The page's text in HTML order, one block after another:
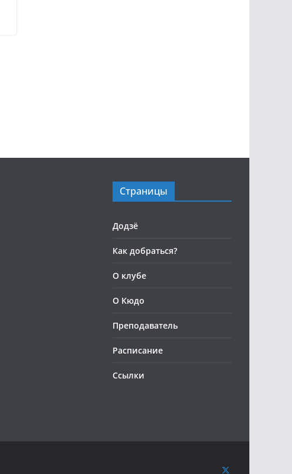
Страницы
Додзё
Как добраться?
О клубе
О Кюдо
Преподаватель
Расписание
Ссылки